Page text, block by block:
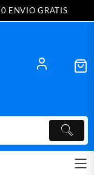
ENVIO GRATIS